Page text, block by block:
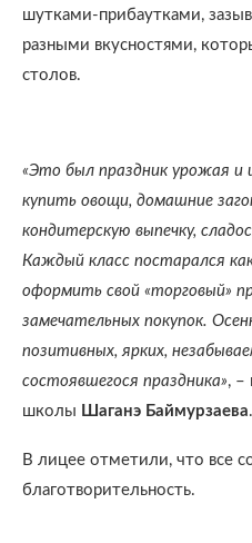
шутками-прибаутками,
разными вкусностями,
столов.
«Это был праздник урожая и
купить овощи, домашние
кондитерскую выпечку,
Каждый класс постарался
оформить свой «торговый»
замечательных покупок.
позитивных, ярких,
состоявшегося праздника», –
школы Шаганэ Баймурзаева.
В лицее отметили, что все
благотворительность.